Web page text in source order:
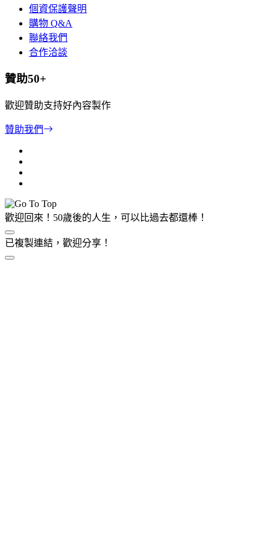
個資保護聲明
購物 Q&A
聯絡我們
合作洽談
贊助50+
歡迎贊助支持好內容製作
贊助我們
歡迎回來！50歲後的人生，可以比過去都還棒！
已複製連結，歡迎分享！